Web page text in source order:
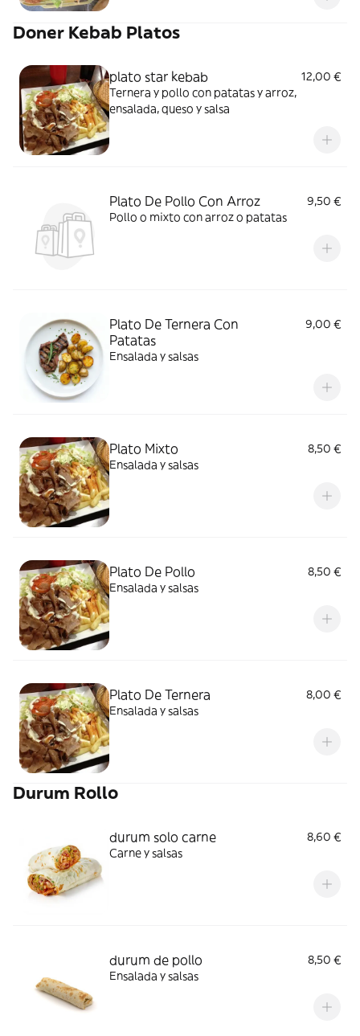
Doner Kebab Platos
plato star kebab
12,00 €
Ternera y pollo con patatas y arroz,
ensalada, queso y salsa
Plato De Pollo Con Arroz
9,50 €
Pollo o mixto con arroz o patatas
Plato De Ternera Con
Patatas
9,00 €
Ensalada y salsas
Plato Mixto
8,50 €
Ensalada y salsas
Plato De Pollo
8,50 €
Ensalada y salsas
Plato De Ternera
8,00 €
Ensalada y salsas
Durum Rollo
durum solo carne
8,60 €
Carne y salsas
durum de pollo
8,50 €
Ensalada y salsas